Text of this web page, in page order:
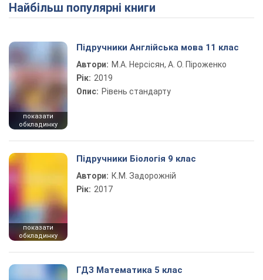
Play Video
Найбільш популярні книги
показати
обкладинку
Підручники Англійська мова 11 клас
Автори: М.А. Нерсісян, А. О. Піроженко
Рік: 2019
Опис: Рівень стандарту
показати
обкладинку
Підручники Біологія 9 клас
Автори: К.М. Задорожній
Рік: 2017
ГДЗ Математика 5 клас